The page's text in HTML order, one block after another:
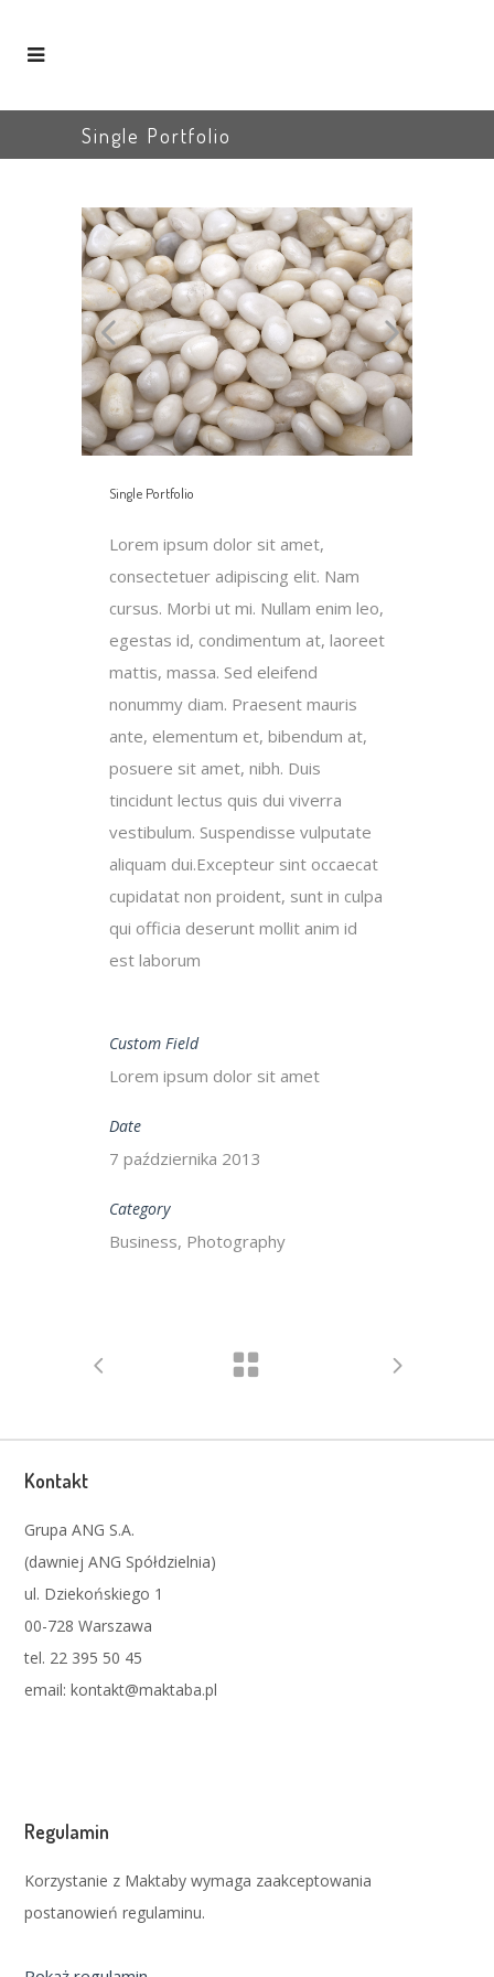
Single Portfolio
Single Portfolio
Lorem ipsum dolor sit amet,
consectetuer adipiscing elit. Nam
cursus. Morbi ut mi. Nullam enim leo,
egestas id, condimentum at, laoreet
mattis, massa. Sed eleifend
nonummy diam. Praesent mauris
ante, elementum et, bibendum at,
posuere sit amet, nibh. Duis
tincidunt lectus quis dui viverra
vestibulum. Suspendisse vulputate
aliquam dui.Excepteur sint occaecat
cupidatat non proident, sunt in culpa
qui officia deserunt mollit anim id
est laborum
Custom Field
Lorem ipsum dolor sit amet
Date
7 października 2013
Category
Business, Photography
Kontakt
Grupa ANG S.A.
(dawniej ANG Spółdzielnia)
ul. Dziekońskiego 1
00-728 Warszawa
tel. 22 395 50 45
email: kontakt@maktaba.pl
Regulamin
Korzystanie z Maktaby wymaga zaakceptowania
postanowień regulaminu.